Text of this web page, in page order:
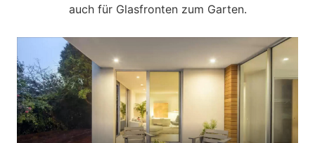
auch für Glasfronten zum Garten.